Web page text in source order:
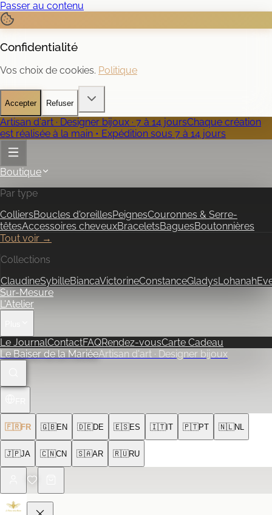
Passer au contenu
Confidentialité
Vos choix de cookies. Politique
Accepter Refuser
Artisan d'art · Designer bijoux · 7 à 14 joursChaque création
est réalisée à la main • Expédition sous 7 à 14 jours
Boutique
Par type
ColliersBoucles d'oreillesPeignesCouronnes & Serre-
têtesAccessoires cheveuxBraceletsBaguesBoutonnières
Tout voir →
Collections
ClaudineSybilleBiancaVictorineConstanceGladysLohanah
Sur-Mesure
L'Atelier
Le JournalContactFAQRendez-vousCarte Cadeau
Le Baiser de la MariéeArtisan d'art · Designer bijoux
🇫🇷 FR 🇬🇧EN 🇩🇪DE 🇪🇸ES 🇮🇹IT 🇵🇹PT 🇳🇱NL
🇯🇵JA 🇨🇳CN 🇸🇦AR 🇷🇺RU